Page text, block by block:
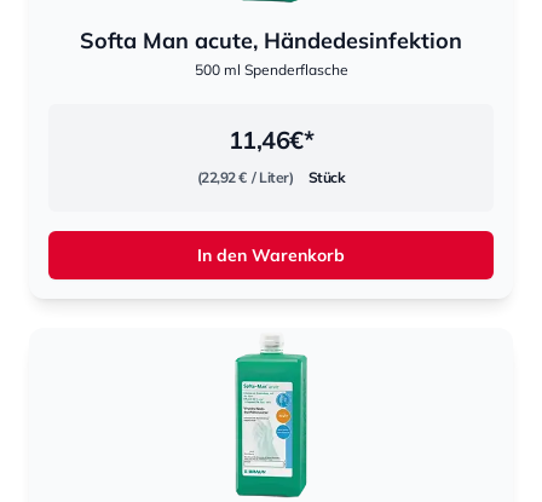
Softa Man acute, Händedesinfektion
500 ml Spenderflasche
11,46€*
(22,92 € / Liter) Stück
In den Warenkorb